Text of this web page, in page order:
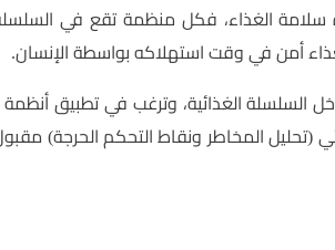
بنظام إدارة سلامة الغذاء، فكل منظمة تقع في
أمن في وقت استهلاكه بواسطة الإنسان.
داخل السلسلة الغذائية، وترغب في تطبيق
ونظام تحليل المخاطر الغذائي (تحليل المخاطر ونقاط